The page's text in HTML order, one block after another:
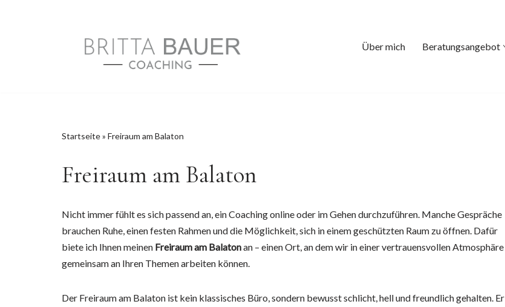
Über mich Beratungsangebot
Startseite» Freiraum am Balaton
Freiraum am Balaton
Nicht immer fühlt es sich passend an, ein Coaching online oder im Gehen durchzuführen. Manche Gespräche
brauchen Ruhe, einen festen Rahmen und die Möglichkeit, sich in einem geschützten Raum zu öffnen. Dafür
biete ich Ihnen meinen Freiraum am Balatonan – einen Ort, an dem wir in einer vertrauensvollen Atmosphäre
gemeinsam an Ihren Themen arbeiten können.
Der Freiraum am Balaton ist kein klassisches Büro, sondern bewusst schlicht, hell und freundlich gehalten. Er